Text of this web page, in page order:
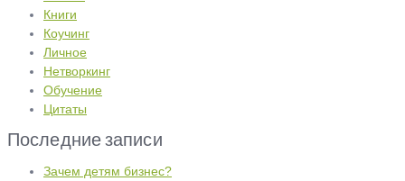
Книги
Коучинг
Личное
Нетворкинг
Обучение
Цитаты
Последние записи
Зачем детям бизнес?